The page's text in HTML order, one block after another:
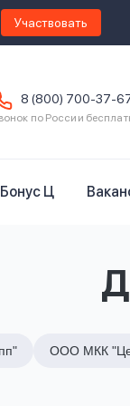
Участвовать
8 (800) 700-37-
по России
Бонус Ц
ООО МКК